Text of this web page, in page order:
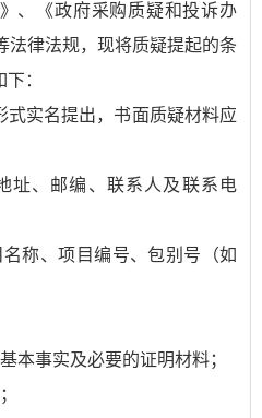
、《政府采购质疑和投诉办
法律法规，现将质疑提起的条
：
式实名提出，书面质疑材料应
址、邮编、联系人及联系电
称、项目编号、包别号（如
本事实及必要的证明材料；